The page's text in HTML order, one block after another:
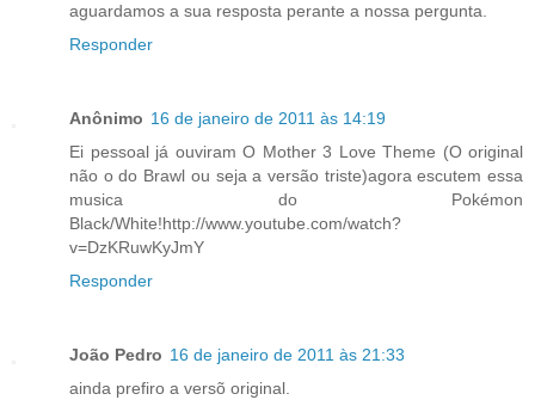
aguardamos a sua resposta perante a nossa pergunta.
Responder
Anônimo 16 de janeiro de 2011 às 14:19
Ei pessoal já ouviram O Mother 3 Love Theme (O original
não o do Brawl ou seja a versão triste)agora escutem essa
musica do Pokémon
Black/White!http://www.youtube.com/watch?
v=DzKRuwKyJmY
Responder
João Pedro 16 de janeiro de 2011 às 21:33
ainda prefiro a versõ original.